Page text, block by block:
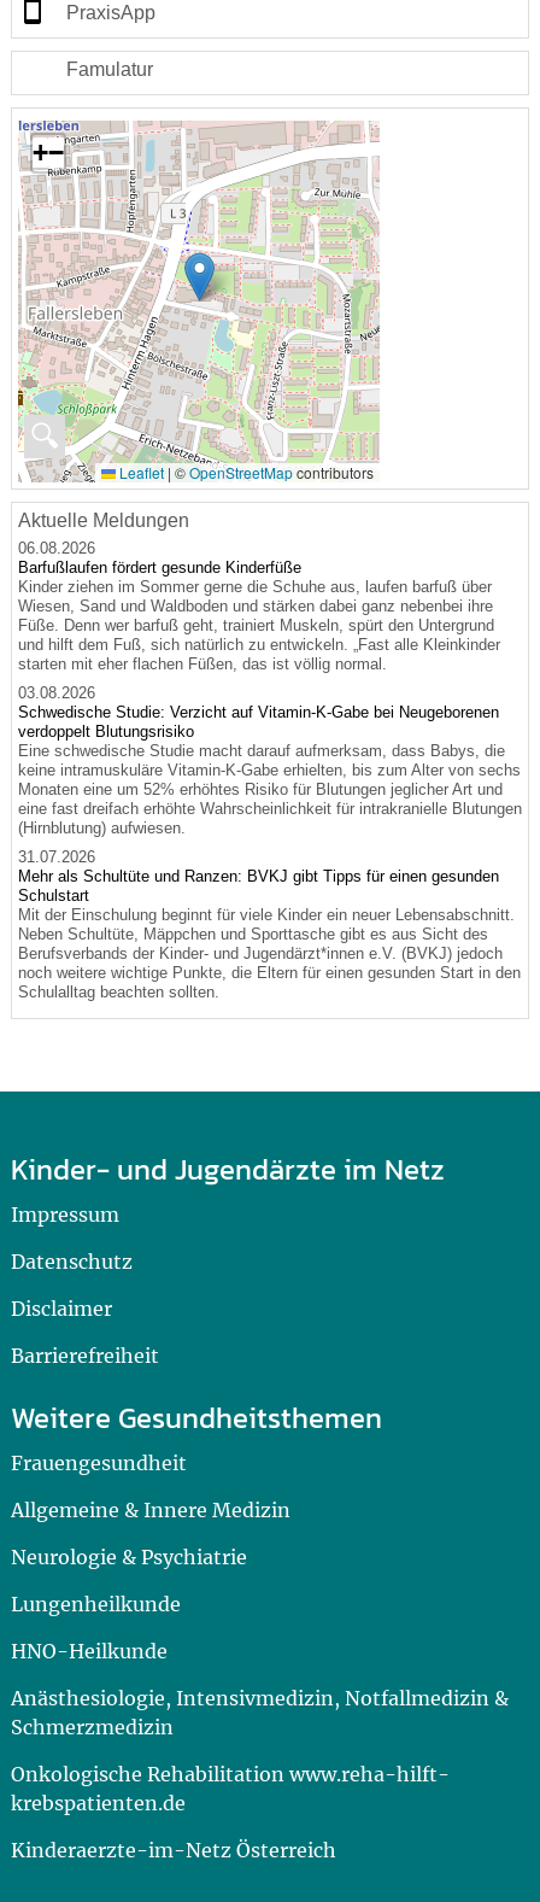
PraxisApp
Famulatur
🔍
+−
Leaflet | ©OpenStreetMapcontributors
Aktuelle Meldungen
06.08.2026
Barfußlaufen fördert gesunde Kinderfüße
Kinder ziehen im Sommer gerne die Schuhe aus, laufen barfuß über
Wiesen, Sand und Waldboden und stärken dabei ganz nebenbei ihre
Füße. Denn wer barfuß geht, trainiert Muskeln, spürt den Untergrund
und hilft dem Fuß, sich natürlich zu entwickeln. „Fast alle Kleinkinder
starten mit eher flachen Füßen, das ist völlig normal.
03.08.2026
Schwedische Studie: Verzicht auf Vitamin-K-Gabe bei Neugeborenen
verdoppelt Blutungsrisiko
Eine schwedische Studie macht darauf aufmerksam, dass Babys, die
keine intramuskuläre Vitamin-K-Gabe erhielten, bis zum Alter von sechs
Monaten eine um 52% erhöhtes Risiko für Blutungen jeglicher Art und
eine fast dreifach erhöhte Wahrscheinlichkeit für intrakranielle Blutungen
(Hirnblutung) aufwiesen.
31.07.2026
Mehr als Schultüte und Ranzen: BVKJ gibt Tipps für einen gesunden
Schulstart
Mit der Einschulung beginnt für viele Kinder ein neuer Lebensabschnitt.
Neben Schultüte, Mäppchen und Sporttasche gibt es aus Sicht des
Berufsverbands der Kinder- und Jugendärzt*innen e.V. (BVKJ) jedoch
noch weitere wichtige Punkte, die Eltern für einen gesunden Start in den
Schulalltag beachten sollten.
Kinder- und Jugendärzte im Netz
Impressum
Datenschutz
Disclaimer
Barrierefreiheit
Weitere Gesundheitsthemen
Frauengesundheit
Allgemeine & Innere Medizin
Neurologie & Psychiatrie
Lungenheilkunde
HNO-Heilkunde
Anästhesiologie, Intensivmedizin, Notfallmedizin &
Schmerzmedizin
Onkologische Rehabilitation www.reha-hilft-
krebspatienten.de
Kinderaerzte-im-Netz Österreich